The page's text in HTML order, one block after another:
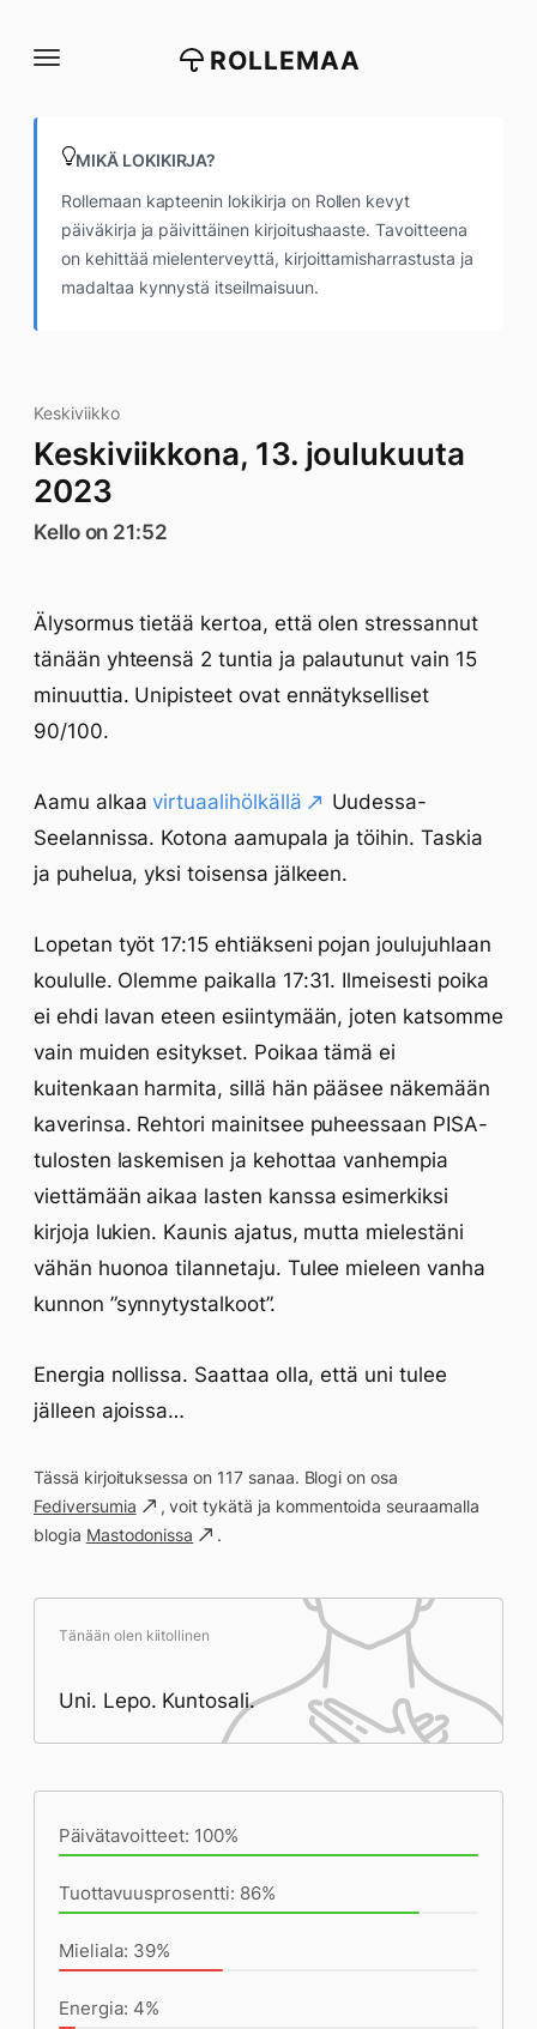
suoraan
ROLLEMAA
MIKÄ LOKIKIRJA?
Rollemaan kapteenin lokikirja on Rollen kevyt
päiväkirja ja päivittäinen kirjoitushaaste. Tavoitteena
on kehittää mielenterveyttä, kirjoittamisharrastusta ja
madaltaa kynnystä itseilmaisuun.
Keskiviikko
Keskiviikkona, 13. joulukuuta
2023
Kello on 21:52
Älysormus tietää kertoa, että olen stressannut
tänään yhteensä 2 tuntia ja palautunut vain 15
minuuttia. Unipisteet ovat ennätykselliset
90/100.
Aamu alkaavirtuaalihölkällä
Uudessa-
Seelannissa. Kotona aamupala ja töihin. Taskia
ja puhelua, yksi toisensa jälkeen.
Lopetan työt 17:15 ehtiäkseni pojan joulujuhlaan
koululle. Olemme paikalla 17:31. Ilmeisesti poika
ei ehdi lavan eteen esiintymään, joten katsomme
vain muiden esitykset. Poikaa tämä ei
kuitenkaan harmita, sillä hän pääsee näkemään
kaverinsa. Rehtori mainitsee puheessaan PISA-
tulosten laskemisen ja kehottaa vanhempia
viettämään aikaa lasten kanssa esimerkiksi
kirjoja lukien. Kaunis ajatus, mutta mielestäni
vähän huonoa tilannetaju. Tulee mieleen vanha
kunnon ”synnytystalkoot”.
Energia nollissa. Saattaa olla, että uni tulee
jälleen ajoissa…
Tässä kirjoituksessa on 117 sanaa. Blogi on osa
Fediversumia
, voit tykätä ja kommentoida seuraamalla
blogia Mastodonissa .
Tänään olen kiitollinen
Uni. Lepo. Kuntosali.
Päivätavoitteet: 100%
Tuottavuusprosentti: 86%
Mieliala: 39%
Energia: 4%